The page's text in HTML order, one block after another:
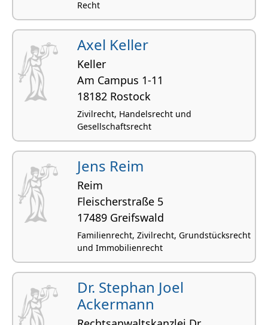
Recht
Axel Keller
Keller
Am Campus 1-11
18182 Rostock
Zivilrecht, Handelsrecht und
Gesellschaftsrecht
Jens Reim
Reim
Fleischerstraße 5
17489 Greifswald
Familienrecht, Zivilrecht, Grundstücksrecht
und Immobilienrecht
Dr. Stephan Joel
Ackermann